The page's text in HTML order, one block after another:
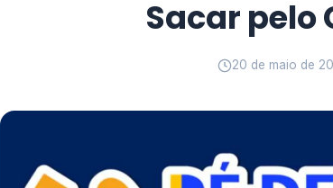
Sacar pelo
20 de maio de